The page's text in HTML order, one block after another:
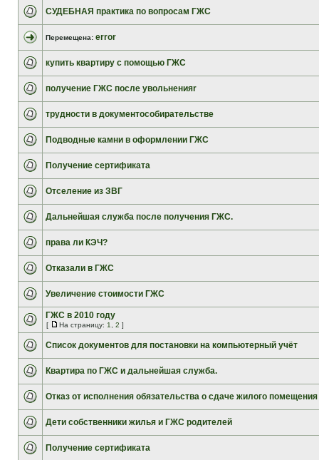
СУДЕБНАЯ практика по вопросам ГЖС
Перемещена: error
купить квартиру с помощью ГЖС
получение ГЖС после увольненияr
трудности в документособирательстве
Подводные камни в оформлении ГЖС
Получение сертификата
Отселение из ЗВГ
Дальнейшая служба после получения ГЖС.
права ли КЭЧ?
Отказали в ГЖС
Увеличение стоимости ГЖС
ГЖС в 2010 году
[ На страницу: 1 2 ]
Список документов для постановки на компьютерный учёт
Квартира по ГЖС и дальнейшая служба.
Отказ от исполнения обязательства о сдаче жилого помещения
Дети собственники жилья и ГЖС родителей
Получение сертификата